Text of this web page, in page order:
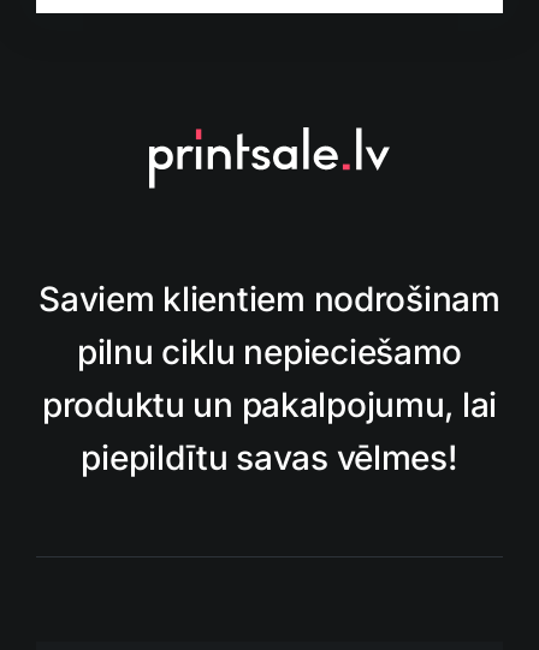
Saviem klientiem nodrošinam
pilnu ciklu nepieciešamo
produktu un pakalpojumu, lai
piepildītu savas vēlmes!